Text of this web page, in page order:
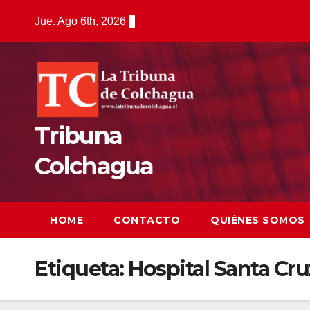
Jue. Ago 6th, 2026
Tribuna
Colchagua
HOME CONTACTO QUIÉNES SOMOS
Etiqueta: Hospital Santa